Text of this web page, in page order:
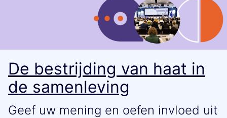
De bestrijding van haat in
de samenleving
Geef uw mening en oefen invloed uit